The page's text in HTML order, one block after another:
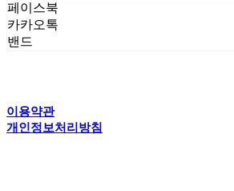
페이스북
카카오톡
밴드
이용약관
개인정보처리방침